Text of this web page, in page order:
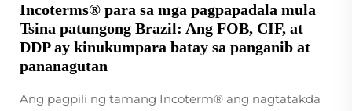
Incoterms® para sa mga pagpapadala mula
Tsina patungong Brazil: Ang FOB, CIF, at
DDP ay kinukumpara batay sa panganib at
pananagutan
Ang pagpili ng tamang Incoterm® ang nagtatakda